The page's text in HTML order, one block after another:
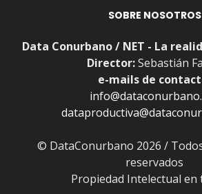
SOBRE NOSOTROS
Data Conurbano / NET - La
Director:Sebastián
e-mails de
© DataConurbano 2026 /
reservados
Propiedad Intelectual en